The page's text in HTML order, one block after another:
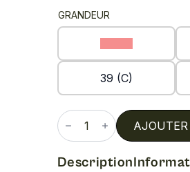
GRANDEUR
39 (C)
quantité
de
N42k2
Description